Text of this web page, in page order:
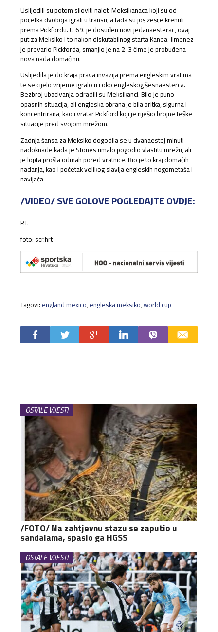
Uslijedili su potom siloviti naleti Meksikanaca koji su od
početka dvoboja igrali u transu, a tada su još žešće krenuli
prema Pickfordu. U 69. je dosuđen novi jedanaesterac, ovaj
put za Meksiko i to nakon diskutabilnog starta Kanea. Jimenez
je prevario Pickforda, smanjio je na 2-3 čime je probuđena
nova nada domaćinu.
Uslijedila je do kraja prava invazija prema engleskim vratima
te se cijelo vrijeme igralo u i oko engleskog šesnaesterca.
Bezbroj ubacivanja odradili su Meksikanci. Bilo je puno
opasnih situacija, ali engleska obrana je bila britka, sigurna i
koncentrirana, kao i vratar Pickford koji je riješio brojne teške
situacije pred svojom mrežom.
Zadnja šansa za Meksiko dogodila se u dvanaestoj minuti
nadoknade kada je Stones umalo pogodio vlastitu mrežu, ali
je lopta prošla odmah pored vratnice. Bio je to kraj domaćih
nadanja, kao i početak velikog slavlja engleskih nogometaša i
navijača.
/VIDEO/ SVE GOLOVE POGLEDAJTE OVDJE:
P.T.
foto: scr.hrt
Tagovi: england mexico, engleska meksiko,world cup
OSTALE VIJESTI
/FOTO/ Na zahtjevnu stazu se zaputio u
sandalama, spasio ga HGSS
OSTALE VIJESTI